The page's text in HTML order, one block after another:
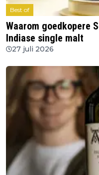
Best of
Waarom goedkopere
Indiase single malt
27 juli 2026